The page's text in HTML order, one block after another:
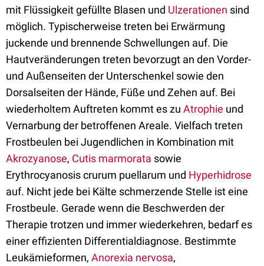
mit Flüssigkeit gefüllte Blasen und Ulzerationen sind
möglich. Typischerweise treten bei Erwärmung
juckende und brennende Schwellungen auf. Die
Hautveränderungen treten bevorzugt an den Vorder-
und Außenseiten der Unterschenkel sowie den
Dorsalseiten der Hände, Füße und Zehen auf. Bei
wiederholtem Auftreten kommt es zu Atrophie und
Vernarbung der betroffenen Areale. Vielfach treten
Frostbeulen bei Jugendlichen in Kombination mit
Akrozyanose, Cutis marmorata sowie
Erythrocyanosis crurum puellarum und Hyperhidrose
auf. Nicht jede bei Kälte schmerzende Stelle ist eine
Frostbeule. Gerade wenn die Beschwerden der
Therapie trotzen und immer wiederkehren, bedarf es
einer effizienten Differentialdiagnose. Bestimmte
Leukämieformen, Anorexia nervosa,